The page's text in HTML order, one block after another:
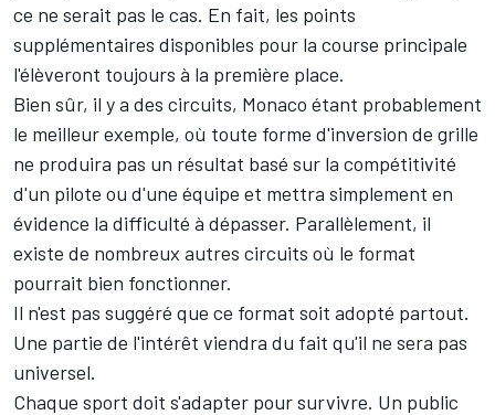
ce ne serait pas le cas. En fait, les points
supplémentaires disponibles pour la course principale
l'élèveront toujours à la première place.
Bien sûr, il y a des circuits, Monaco étant probablement
le meilleur exemple, où toute forme d'inversion de grille
ne produira pas un résultat basé sur la compétitivité
d'un pilote ou d'une équipe et mettra simplement en
évidence la difficulté à dépasser. Parallèlement, il
existe de nombreux autres circuits où le format
pourrait bien fonctionner.
Il n'est pas suggéré que ce format soit adopté partout.
Une partie de l'intérêt viendra du fait qu'il ne sera pas
universel.
Chaque sport doit s'adapter pour survivre. Un public